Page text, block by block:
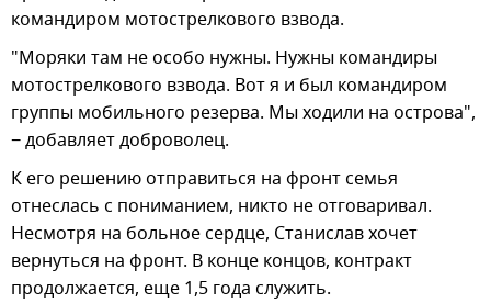
командиром мотострелкового взвода.
"Моряки там не особо нужны. Нужны командиры
мотострелкового взвода. Вот я и был командиром
группы мобильного резерва. Мы ходили на острова",
− добавляет доброволец.
К его решению отправиться на фронт семья
отнеслась с пониманием, никто не отговаривал.
Несмотря на больное сердце, Станислав хочет
вернуться на фронт. В конце концов, контракт
продолжается, еще 1,5 года служить.